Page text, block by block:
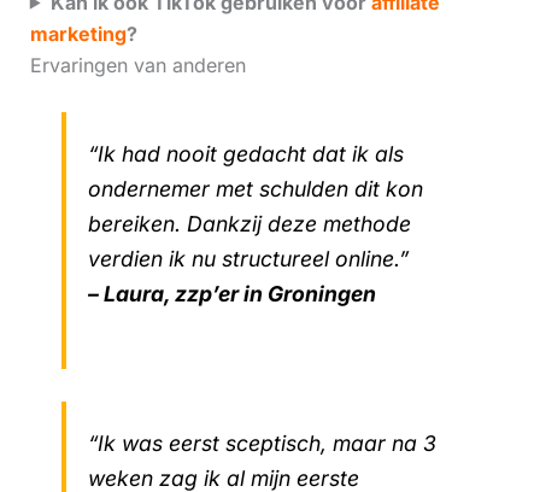
marketing?
Ervaringen van anderen
“Ik had nooit gedacht dat ik als
ondernemer met schulden dit kon
bereiken. Dankzij deze methode
verdien ik nu structureel online.”
– Laura, zzp’er in Groningen
“Ik was eerst sceptisch, maar na 3
weken zag ik al mijn eerste